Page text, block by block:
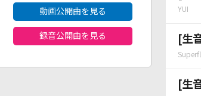
YUI
[生
[生
動画公開曲を見る
録音公開曲を見る